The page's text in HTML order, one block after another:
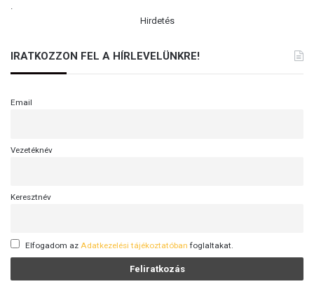
.
Hirdetés
IRATKOZZON FEL A HÍRLEVELÜNKRE!
Email
Vezetéknév
Keresztnév
Elfogadom az Adatkezelési tájékoztatóban foglaltakat.